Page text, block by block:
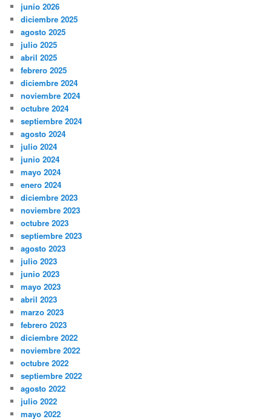
junio 2026
diciembre 2025
agosto 2025
julio 2025
abril 2025
febrero 2025
diciembre 2024
noviembre 2024
octubre 2024
septiembre 2024
agosto 2024
julio 2024
junio 2024
mayo 2024
enero 2024
diciembre 2023
noviembre 2023
octubre 2023
septiembre 2023
agosto 2023
julio 2023
junio 2023
mayo 2023
abril 2023
marzo 2023
febrero 2023
diciembre 2022
noviembre 2022
octubre 2022
septiembre 2022
agosto 2022
julio 2022
mayo 2022